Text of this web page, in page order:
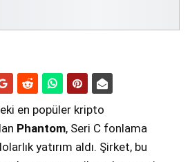
en popüler kripto
Phantom, Seri C fonlama
yatırım aldı. Şirket, bu